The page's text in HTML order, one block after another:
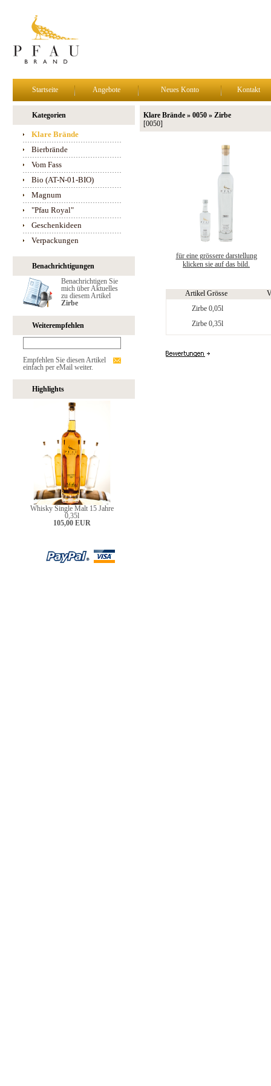
Startseite Angebote Neues Konto Kontakt
Kategorien
Klare Brände
Bierbrände
Vom Fass
Bio (AT-N-01-BIO)
Magnum
"Pfau Royal"
Geschenkideen
Verpackungen
Benachrichtigungen
Benachrichtigen Sie
mich über Aktuelles
zu diesem Artikel
Zirbe
Weiterempfehlen
Empfehlen Sie diesen Artikel
einfach per eMail weiter.
Highlights
Whisky Single Malt 15 Jahre
0,35l
105,00 EUR
Klare Brände » 0050 » Zirbe
[0050]
für eine grössere darstellung
klicken sie auf das bild.
Artikel Grösse
Zirbe 0,05l
Zirbe 0,35l